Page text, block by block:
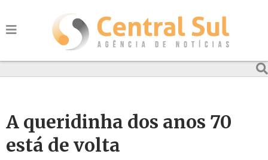
A queridinha dos anos 70
está de volta